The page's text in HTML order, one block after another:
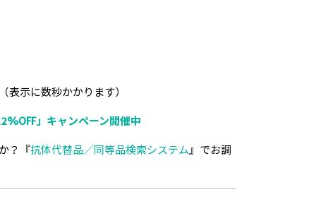
表示に数秒かかります）
」キャンペーン開催中
？『抗体代替品／同等品検索システム』でお調